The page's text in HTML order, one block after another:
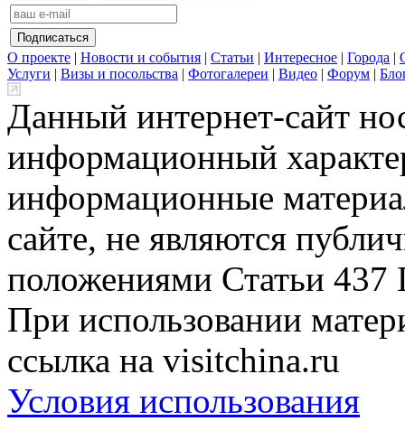
О проекте | Новости и события | Статьи | Интересное | Города |
Услуги | Визы и посольства | Фотогалереи | Видео | Форум |
Данный интернет-сайт
информационный
информационные
сайте, не являются
положениями Статьи 437
При использовании
ссылка на visitchina.ru
Условия использования